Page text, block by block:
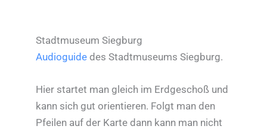
Stadtmuseum Siegburg
Audioguide des Stadtmuseums Siegburg.
Hier startet man gleich im Erdgeschoß und
kann sich gut orientieren. Folgt man den
Pfeilen auf der Karte dann kann man nicht